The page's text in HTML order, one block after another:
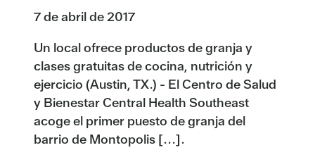
7 de abril de 2017
Un local ofrece productos de granja y
clases gratuitas de cocina, nutrición y
ejercicio (Austin, TX.) - El Centro de Salud
y Bienestar Central Health Southeast
acoge el primer puesto de granja del
barrio de Montopolis [...].